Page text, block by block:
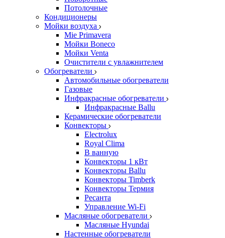
Потолочные
Кондиционеры
Мойки воздуха
Mie Primavera
Мойки Boneco
Мойки Venta
Очистители с увлажнителем
Обогреватели
Автомобильные обогреватели
Газовые
Инфракрасные обогреватели
Инфракрасные Ballu
Керамические обогреватели
Конвекторы
Electrolux
Royal Clima
В ванную
Конвекторы 1 кВт
Конвекторы Ballu
Конвекторы Timberk
Конвекторы Термия
Ресанта
Управление Wi-Fi
Масляные обогреватели
Масляные Hyundai
Настенные обогреватели